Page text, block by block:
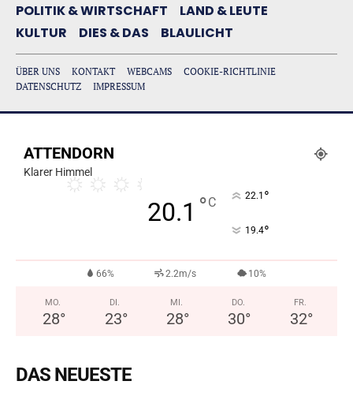
POLITIK & WIRTSCHAFT
LAND & LEUTE
KULTUR
DIES & DAS BLAULICHT
ÜBER UNS KONTAKT WEBCAMS
COOKIE-RICHTLINIE
DATENSCHUTZ
IMPRESSUM
ATTENDORN
Klarer Himmel
20.1 °C 22.1 °
19.4°
66% 2.2m/s 10%
MO.
28°
DI.
23°
MI.
28°
DO.
30°
FR.
32°
DAS NEUESTE